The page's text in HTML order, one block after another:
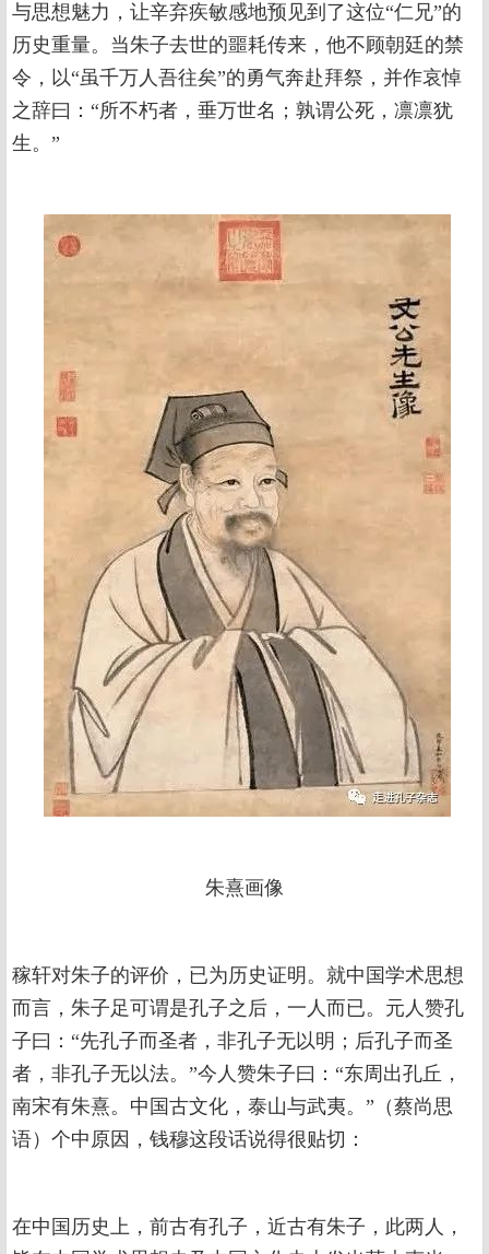
与思想魅力，让辛弃疾敏感地预见到了这位“仁兄”的
历史重量。当朱子去世的噩耗传来，他不顾朝廷的禁
令，以“虽千万人吾往矣”的勇气奔赴拜祭，并作哀悼
之辞曰：“所不朽者，垂万世名；孰谓公死，凛凛犹
生。”
朱熹画像
稼轩对朱子的评价，已为历史证明。就中国学术思想
而言，朱子足可谓是孔子之后，一人而已。元人赞孔
子曰：“先孔子而圣者，非孔子无以明；后孔子而圣
者，非孔子无以法。”今人赞朱子曰：“东周出孔丘，
南宋有朱熹。中国古文化，泰山与武夷。”（蔡尚思
语）个中原因，钱穆这段话说得很贴切：
在中国历史上，前古有孔子，近古有朱子，此两人，